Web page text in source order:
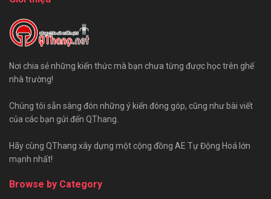
Nơi chia sẻ những kiến thức mà bạn chưa từng được học trên ghế
nhà trường!
Chúng tôi sẵn sàng đón những ý kiến đóng góp, cũng như bài viết
của các bạn gửi đến QThang.
Hãy cùng QThang xây dựng một cộng đồng AE Tự Động Hoá lớn
mạnh nhất!
Browse by Category